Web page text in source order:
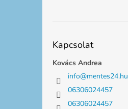
Kapcsolat
Kovács Andrea
info@mentes24.hu
06306024457
06306024457